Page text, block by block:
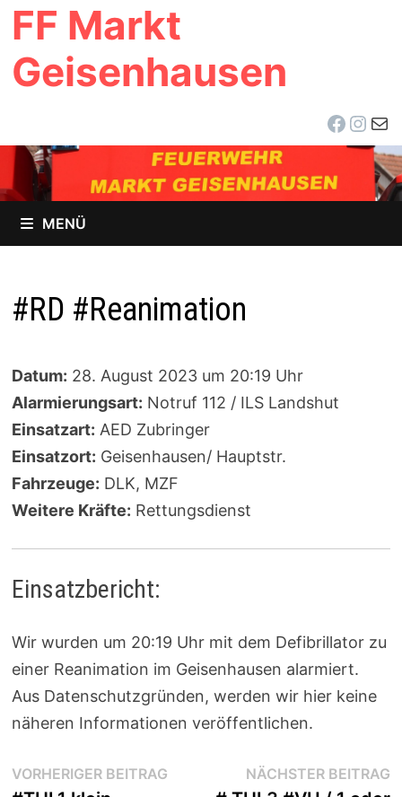
Zum
Inhalt
springen
FF Markt
Geisenhausen
E-
MENÜ
#RD #Reanimation
Datum: 28. August 2023 um 20:19 Uhr
Alarmierungsart: Notruf 112 / ILS Landshut
Einsatzart: AED Zubringer
Einsatzort: Geisenhausen/ Hauptstr.
Fahrzeuge: DLK, MZF
Weitere Kräfte: Rettungsdienst
Einsatzbericht:
Wir wurden um 20:19 Uhr mit dem Defibrillator zu
einer Reanimation im Geisenhausen alarmiert.
Aus Datenschutzgründen, werden wir hier keine
näheren Informationen veröffentlichen.
Beitragsnavigation
VORHERIGER BEITRAGVorheriger NÄCHSTER BEITRAG